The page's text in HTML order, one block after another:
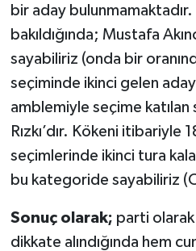
bir aday
bakıldığında; Mustafa
sayabiliriz (onda bir
seçiminde ikinci gelen
amblemiyle seçime
Rızkı’dır. Kökeni itibariyle
seçimlerinde ikinci tura
bu kategoride sayabiliriz
Sonuç olarak; parti olarak
dikkate alındığında hem